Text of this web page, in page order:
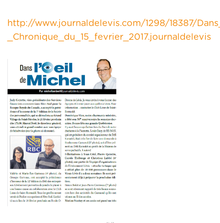
http://www.journaldelevis.com/1298/18387/
_Chronique_du_15_fevrier_2017.journaldelevis